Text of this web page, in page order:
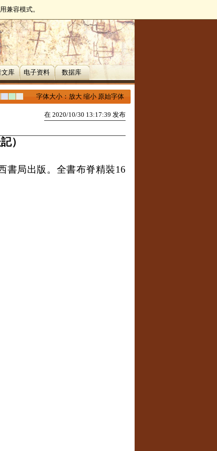
兼容模式。
文库 电子资料 数据库
字体大小： 放大 缩小 原始字体
在 2020/10/30 13:17:39 发布
）
書局出版。全書布脊精裝16